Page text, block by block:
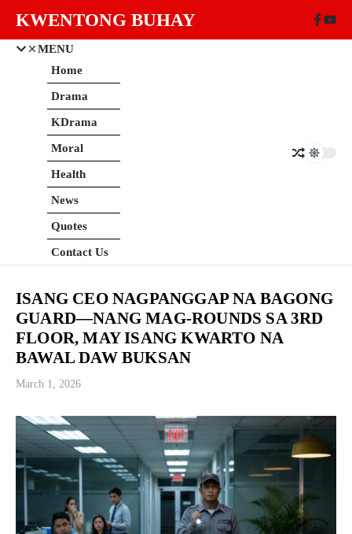
KWENTONG BUHAY
MENU
Home
Drama
KDrama
Moral
Health
News
Quotes
Contact Us
ISANG CEO NAGPANGGAP NA BAGONG
GUARD—NANG MAG-ROUNDS SA 3RD
FLOOR, MAY ISANG KWARTO NA
BAWAL DAW BUKSAN
March 1, 2026